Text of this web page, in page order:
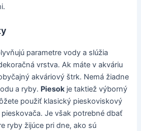
parametre vody a slúžia
vrstva. Ak máte v akváriu
akváriový štrk. Nemá žiadne
a ryby. Piesokje taktiež výborný
použiť klasický pieskoviskový
Je však potrebné dbať
ryby žijúce pri dne, ako sú